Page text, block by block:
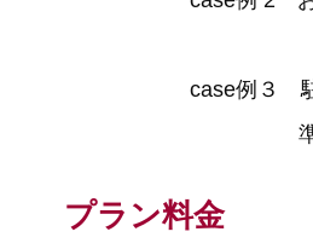
お父様単
case例３ 駐
準備期間
プラン料金